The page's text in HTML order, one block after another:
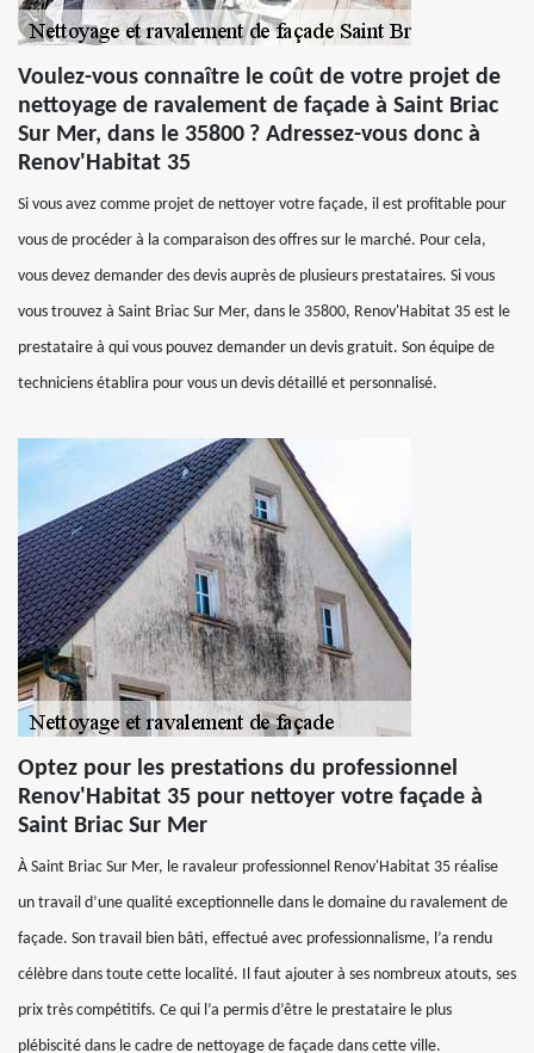
Voulez-vous connaître le coût de votre projet de
nettoyage de ravalement de façade à Saint Briac
Sur Mer, dans le 35800 ? Adressez-vous donc à
Renov'Habitat 35
Si vous avez comme projet de nettoyer votre façade, il est profitable pour
vous de procéder à la comparaison des offres sur le marché. Pour cela,
vous devez demander des devis auprès de plusieurs prestataires. Si vous
vous trouvez à Saint Briac Sur Mer, dans le 35800, Renov'Habitat 35 est le
prestataire à qui vous pouvez demander un devis gratuit. Son équipe de
techniciens établira pour vous un devis détaillé et personnalisé.
Optez pour les prestations du professionnel
Renov'Habitat 35 pour nettoyer votre façade à
Saint Briac Sur Mer
À Saint Briac Sur Mer, le ravaleur professionnel Renov'Habitat 35 réalise
un travail d’une qualité exceptionnelle dans le domaine du ravalement de
façade. Son travail bien bâti, effectué avec professionnalisme, l’a rendu
célèbre dans toute cette localité. Il faut ajouter à ses nombreux atouts, ses
prix très compétitifs. Ce qui l’a permis d’être le prestataire le plus
plébiscité dans le cadre de nettoyage de façade dans cette ville.